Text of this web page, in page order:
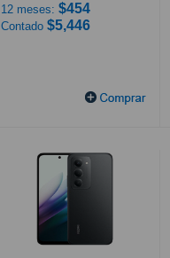
12 meses: $454
Contado $5,446